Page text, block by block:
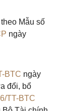
Mẫu số
ngày
BTC ngày
đổi, bổ
TT-BTC